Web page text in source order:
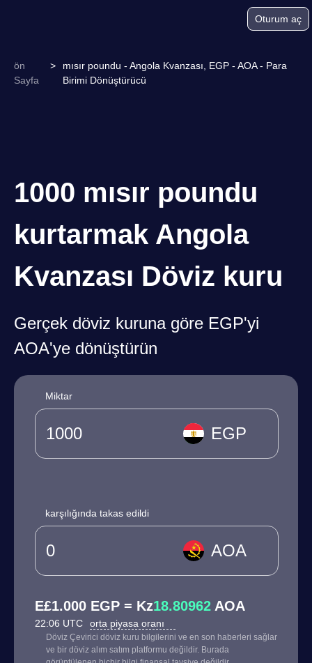
Oturum aç
ön
Sayfa
>
mısır poundu - Angola Kvanzası, EGP - AOA - Para
Birimi Dönüştürücü
1000 mısır poundu
kurtarmak Angola
Kvanzası Döviz kuru
Gerçek döviz kuruna göre EGP'yi
AOA'ye dönüştürün
Miktar
EGP
karşılığında takas edildi
AOA
E£1.000 EGP = Kz18.80962 AOA
22:06 UTC orta piyasa oranı
Döviz Çevirici döviz kuru bilgilerini ve en son haberleri sağlar
ve bir döviz alım satım platformu değildir. Burada